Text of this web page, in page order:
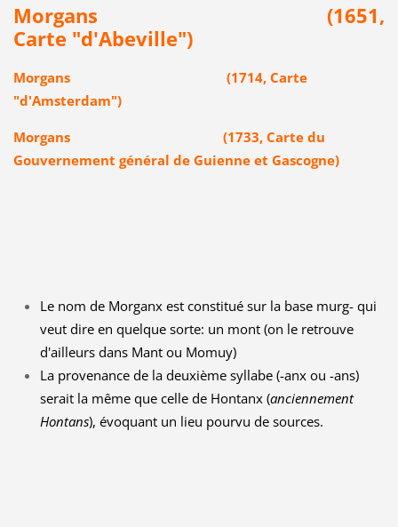
Morgans (1651,
Carte "d'Abeville")
Morgans (1714, Carte
"d'Amsterdam")
Morgans (1733, Carte du
Gouvernement général de Guienne et Gascogne)
Le nom de Morganx est constitué sur la base murg- qui
veut dire en quelque sorte: un mont (on le retrouve
d'ailleurs dans Mant ou Momuy)
La provenance de la deuxième syllabe (-anx ou -ans)
serait la même que celle de Hontanx (anciennement
Hontans), évoquant un lieu pourvu de sources.